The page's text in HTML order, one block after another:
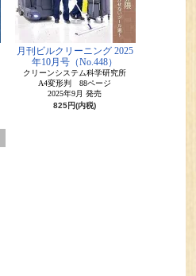
月刊ビルクリーニング 2025
年10月号（No.448）
クリーンシステム科学研究所
A4変形判 88ページ
2025年9月 発売
825円(内税)